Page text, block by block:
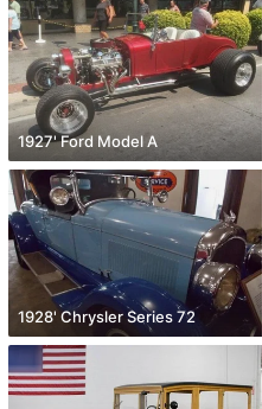
1927' Ford Model A
1928' Chrysler Series 72